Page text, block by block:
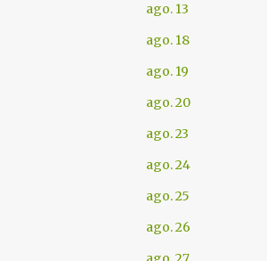
ago. 13
ago. 18
ago. 19
ago. 20
ago. 23
ago. 24
ago. 25
ago. 26